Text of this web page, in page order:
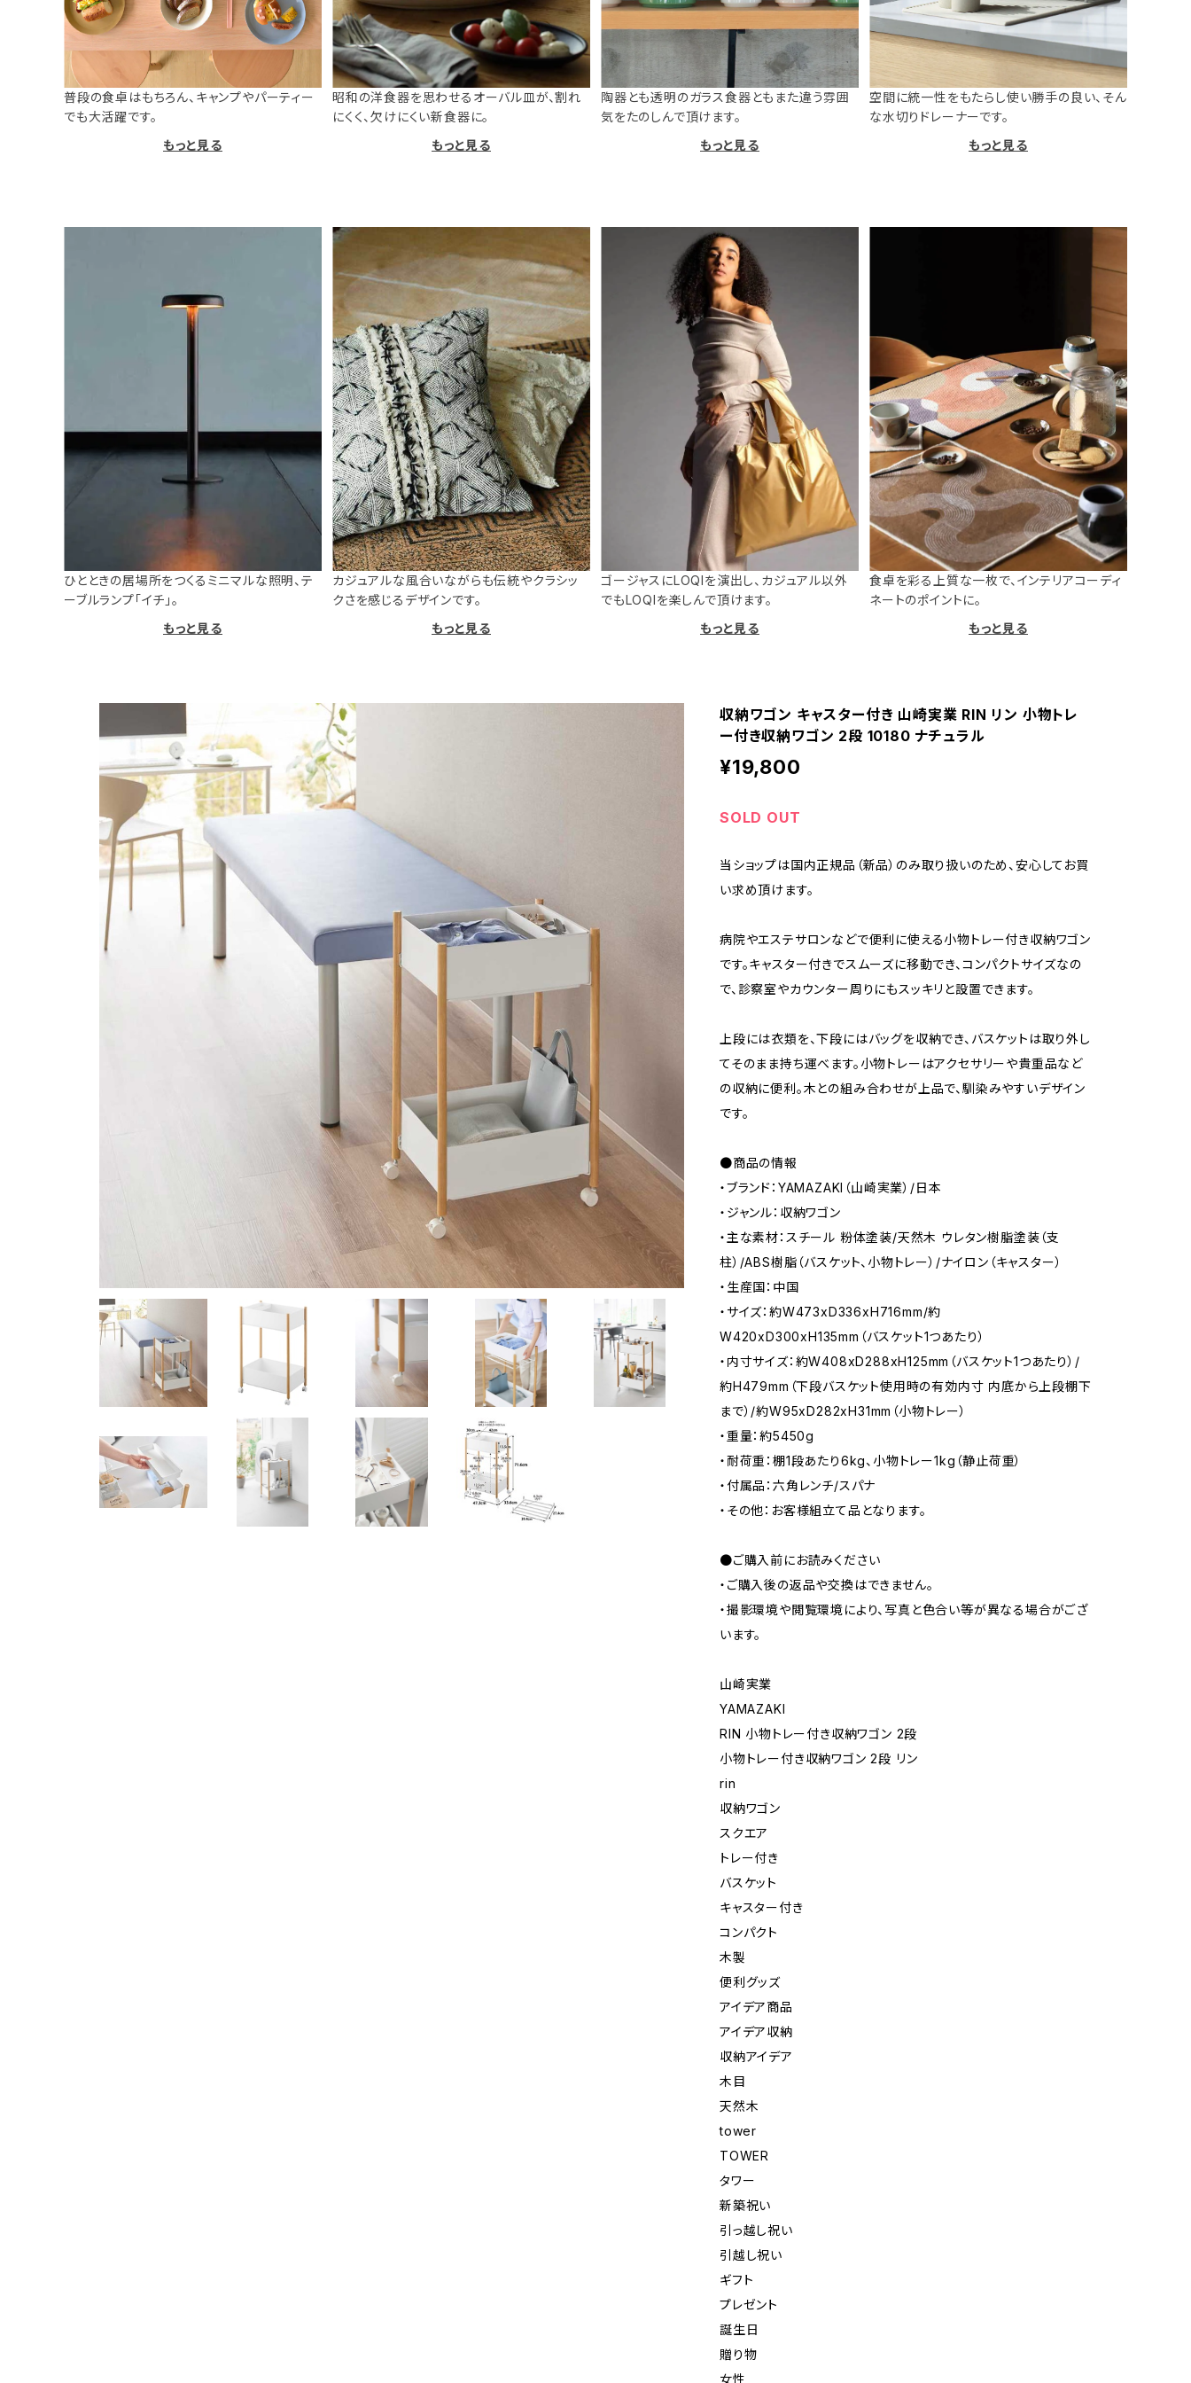
普段の食卓はもちろん、キャンプやパーティー
でも大活躍です。
もっと見る
昭和の洋食器を思わせるオーバル皿が、割れ
にくく、欠けにくい新食器に。
もっと見る
陶器とも透明のガラス食器ともまた違う雰囲
気をたのしんで頂けます。
もっと見る
空間に統一性をもたらし使い勝手の良い、そん
な水切りドレーナーです。
もっと見る
ひとときの居場所をつくるミニマルな照明、テ
ーブルランプ「イチ」。
もっと見る
カジュアルな風合いながらも伝統やクラシッ
クさを感じるデザインです。
もっと見る
ゴージャスにLOQIを演出し、カジュアル以外
でもLOQIを楽しんで頂けます。
もっと見る
食卓を彩る上質な一枚で、インテリアコーディ
ネートのポイントに。
もっと見る
収納ワゴン キャスター付き 山崎実業 RIN リン 小物トレ
ー付き収納ワゴン 2段 10180 ナチュラル
¥19,800
SOLD OUT
当ショップは国内正規品（新品）のみ取り扱いのため、安心してお買
い求め頂けます。
病院やエステサロンなどで便利に使える小物トレー付き収納ワゴン
です。キャスター付きでスムーズに移動でき、コンパクトサイズなの
で、診察室やカウンター周りにもスッキリと設置できます。
上段には衣類を、下段にはバッグを収納でき、バスケットは取り外し
てそのまま持ち運べます。小物トレーはアクセサリーや貴重品など
の収納に便利。木との組み合わせが上品で、馴染みやすいデザイン
です。
●商品の情報
・ブランド：YAMAZAKI（山崎実業）/日本
・ジャンル：収納ワゴン
・主な素材：スチール 粉体塗装/天然木 ウレタン樹脂塗装（支
柱）/ABS樹脂（バスケット、小物トレー）/ナイロン（キャスター）
・生産国：中国
・サイズ：約W473xD336xH716mm/約
W420xD300xH135mm（バスケット1つあたり）
・内寸サイズ：約W408xD288xH125mm（バスケット1つあたり）/
約H479mm（下段バスケット使用時の有効内寸 内底から上段棚下
まで）/約W95xD282xH31mm（小物トレー）
・重量：約5450g
・耐荷重：棚1段あたり6kg、小物トレー1kg（静止荷重）
・付属品：六角レンチ/スパナ
・その他：お客様組立て品となります。
●ご購入前にお読みください
・ご購入後の返品や交換はできません。
・撮影環境や閲覧環境により、写真と色合い等が異なる場合がござ
います。
山崎実業
YAMAZAKI
RIN 小物トレー付き収納ワゴン 2段
小物トレー付き収納ワゴン 2段 リン
rin
収納ワゴン
スクエア
トレー付き
バスケット
キャスター付き
コンパクト
木製
便利グッズ
アイデア商品
アイデア収納
収納アイデア
木目
天然木
tower
TOWER
タワー
新築祝い
引っ越し祝い
引越し祝い
ギフト
プレゼント
誕生日
贈り物
女性